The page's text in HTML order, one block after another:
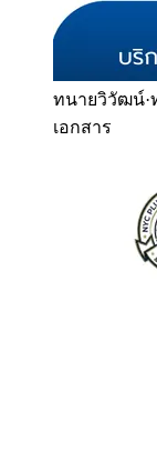
ทนายวิวัฒน์·
เอกสาร